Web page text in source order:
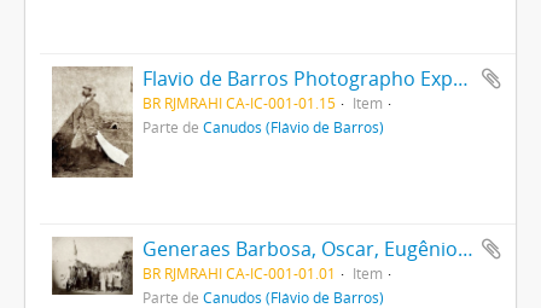
Flavio de Barros Photographo Expedicionario
BR RJMRAHI CA-IC-001-01.15
Item
Parte de Canudos (Flávio de Barros)
Generaes Barbosa, Oscar, Eugênio e ajudantes
BR RJMRAHI CA-IC-001-01.01
Item
Parte de Canudos (Flávio de Barros)